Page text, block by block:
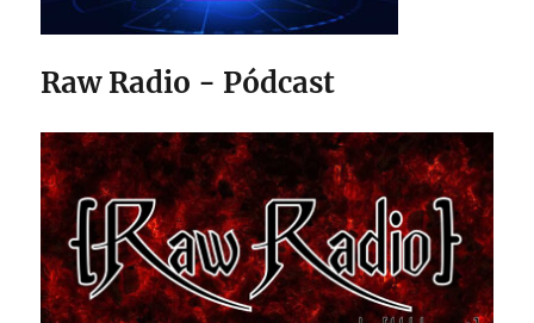
Raw Radio - Pódcast